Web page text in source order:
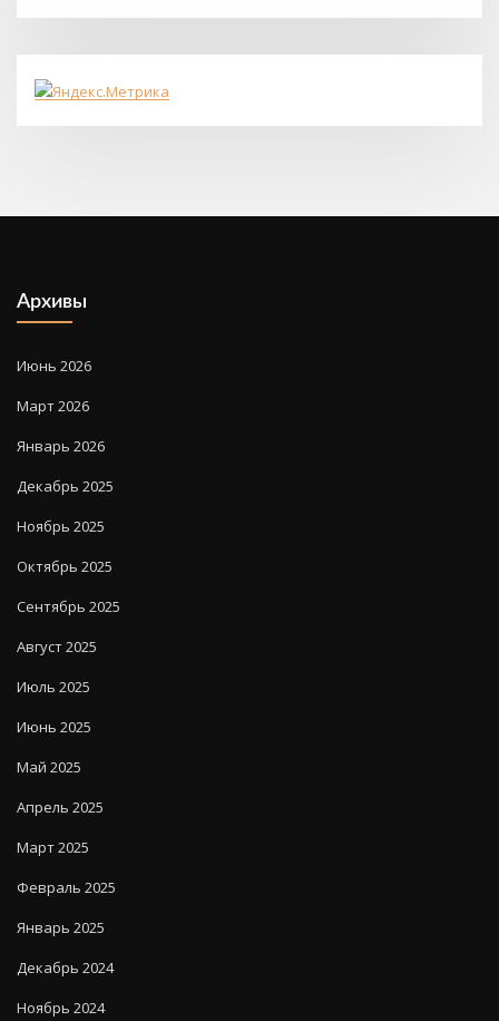
Архивы
Июнь 2026
Март 2026
Январь 2026
Декабрь 2025
Ноябрь 2025
Октябрь 2025
Сентябрь 2025
Август 2025
Июль 2025
Июнь 2025
Май 2025
Апрель 2025
Март 2025
Февраль 2025
Январь 2025
Декабрь 2024
Ноябрь 2024